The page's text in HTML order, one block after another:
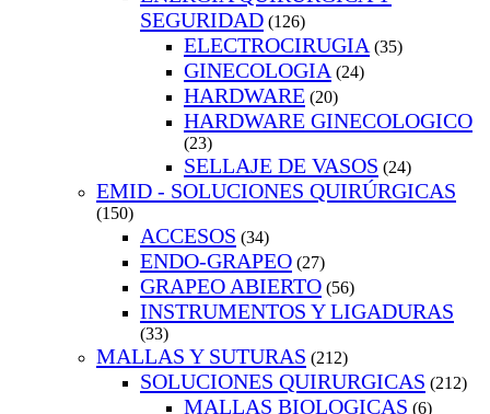
SEGURIDAD (126)
ELECTROCIRUGIA (35)
GINECOLOGIA (24)
HARDWARE (20)
HARDWARE GINECOLOGICO
(23)
SELLAJE DE VASOS (24)
EMID - SOLUCIONES QUIRÚRGICAS
(150)
ACCESOS (34)
ENDO-GRAPEO (27)
GRAPEO ABIERTO (56)
INSTRUMENTOS Y LIGADURAS
(33)
MALLAS Y SUTURAS (212)
SOLUCIONES QUIRURGICAS (212)
MALLAS BIOLOGICAS (6)